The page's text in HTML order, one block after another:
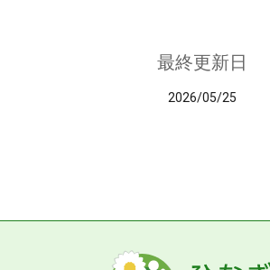
最終更新日
2026/05/25